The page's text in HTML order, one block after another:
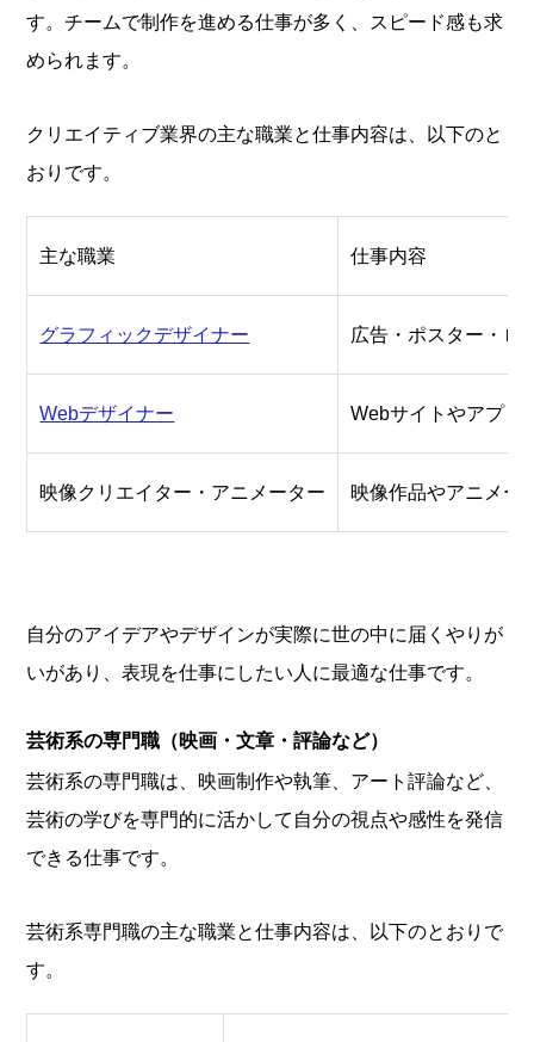
す。チームで制作を進める仕事が多く、スピード感も求
められます。
クリエイティブ業界の主な職業と仕事内容は、以下のと
おりです。
主な職業 仕事内容
グラフィックデザイナー 広告・ポスター・ロ
Webデザイナー Webサイトやアプリ
映像クリエイター・アニメーター 映像作品やアニメー
自分のアイデアやデザインが実際に世の中に届くやりが
いがあり、表現を仕事にしたい人に最適な仕事です。
芸術系の専門職（映画・文章・評論など）
芸術系の専門職は、映画制作や執筆、アート評論など、
芸術の学びを専門的に活かして自分の視点や感性を発信
できる仕事です。
芸術系専門職の主な職業と仕事内容は、以下のとおりで
す。